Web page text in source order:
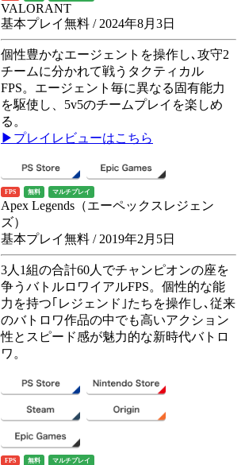
VALORANT
基本プレイ無料 / 2024年8月3日
個性豊かなエージェントを操作し､攻守2
チームに分かれて戦うタクティカル
FPS。エージェント毎に異なる固有能力
を駆使し、5v5のチームプレイを楽しめ
る。
▶プレイレビューはこちら
FPS 無料 マルチプレイ
Apex Legends（エーペックスレジェン
ズ）
基本プレイ無料 / 2019年2月5日
3人1組の合計60人でチャンピオンの座を
争うバトルロワイアルFPS。個性的な能
力を持つ｢レジェンド｣たちを操作し､従来
のバトロワ作品の中でも高いアクション
性とスピード感が魅力的な新時代バトロ
ワ。
FPS 無料 マルチプレイ